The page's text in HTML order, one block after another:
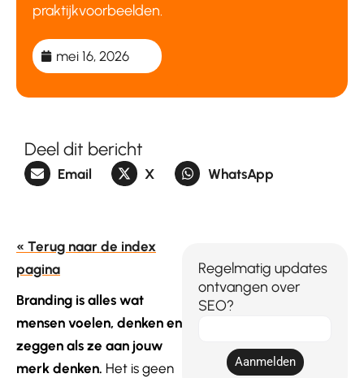
praktijkvoorbeelden.
mei 16, 2026
Deel dit bericht
Email X WhatsApp
« Terug naar de index
pagina
Branding is alles wat
mensen voelen, denken en
zeggen als ze aan jouw
merk denken. Het is geen
Regelmatig updates
ontvangen over
SEO?
Aanmelden